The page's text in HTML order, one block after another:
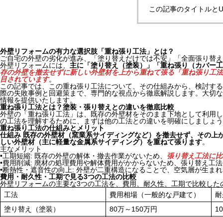
この記事のタイトルと
外壁リフォームの有力な選択肢「重ね張り工法」とは？
ご自宅の外壁の劣化が進み、「塗り替えだけでは不安」「全面張り替
外壁リフォームには、 主に「塗り替え（塗装）」「重ね張り（カバー
存の外壁を撤去せずに新しい外壁材を上から重ねて張る「重ね張り工
目されています。
この記事では、この重ね張り工法について、その仕組みから、検討す
際の失敗事例と回避策まで、専門的な視点から徹底解説します。大切
情報を提供いたします。
重ね張り工法とは？塗装・張り替えとの違いを徹底比較
外壁の「重ね張り工法」は、既存の外壁材をそのまま下地として利用
の工法を理解するために、まずは他の工法との違いを明確にしましょ
重ね張り工法の仕組みとメリット
仕組み 既存の外壁材（窯業系サイディングなど）を撤去せず、その
しい外壁材（主に軽量な金属系サイディング）を重ねて張ります。
主なメリット
•工期短縮: 既存の外壁の解体・撤去作業がないため、 張り替え工法に
•費用削減: 廃材の処理費用や解体費用がかからないため、張り替え工
•断熱性・遮音性の向上: 外壁が二重構造になることで、空気層が生ま
費用・耐久性・工期で見る3つの工法の比較
外壁リフォームの主要な3つの工法を、費用、耐久性、工期で比較した
工法
費用相場（一般的な戸建て）
塗り替え（塗装）
80万～150万円